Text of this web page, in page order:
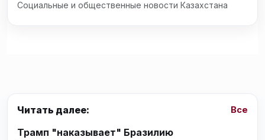
Социальные и общественные новости Казахстана
Читать далее: Все
Трамп "наказывает" Бразилию